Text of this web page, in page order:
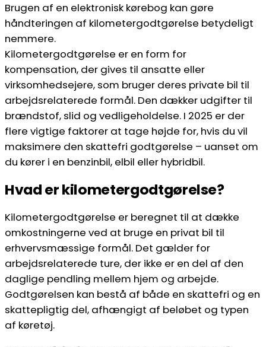
Brugen af en elektronisk kørebog kan gøre
håndteringen af kilometergodtgørelse betydeligt
nemmere.
Kilometergodtgørelse er en form for
kompensation, der gives til ansatte eller
virksomhedsejere, som bruger deres private bil til
arbejdsrelaterede formål. Den dækker udgifter til
brændstof, slid og vedligeholdelse. I 2025 er der
flere vigtige faktorer at tage højde for, hvis du vil
maksimere den skattefri godtgørelse – uanset om
du kører i en benzinbil, elbil eller hybridbil.
Hvad er kilometergodtgørelse?
Kilometergodtgørelse er beregnet til at dække
omkostningerne ved at bruge en privat bil til
erhvervsmæssige formål. Det gælder for
arbejdsrelaterede ture, der ikke er en del af den
daglige pendling mellem hjem og arbejde.
Godtgørelsen kan bestå af både en skattefri og en
skattepligtig del, afhængigt af beløbet og typen
af køretøj.